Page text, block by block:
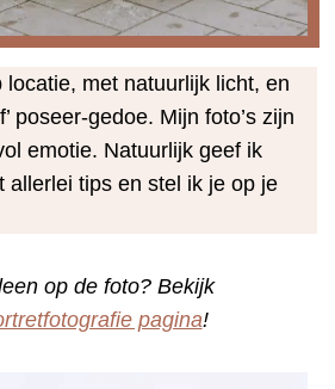
locatie, met natuurlijk licht, en
poseer-gedoe. Mijn foto’s zijn
emotie. Natuurlijk geef ik
allerlei tips en stel ik je op je
op de foto? Bekijk
pagina!